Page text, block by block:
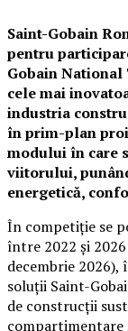
Saint-Gobain
pentru
Gobain National
cele mai
industria
în prim-plan
modului în care
viitorului,
energetică,
În competiție se
între 2022 și
decembrie
soluții Saint-
de construcții
compartimentare